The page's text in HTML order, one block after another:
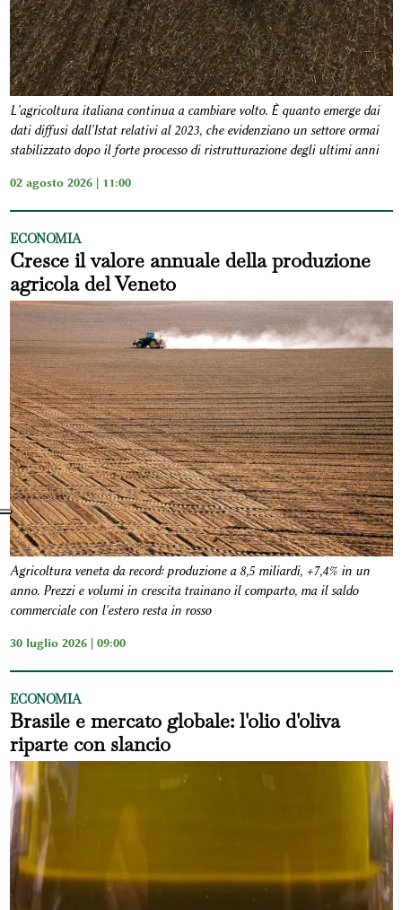
L'agricoltura italiana continua a cambiare volto. È quanto emerge dai
dati diffusi dall'Istat relativi al 2023, che evidenziano un settore ormai
stabilizzato dopo il forte processo di ristrutturazione degli ultimi anni
02 agosto 2026 | 11:00
ECONOMIA
Cresce il valore annuale della produzione
agricola del Veneto
Agricoltura veneta da record: produzione a 8,5 miliardi, +7,4% in un
anno. Prezzi e volumi in crescita trainano il comparto, ma il saldo
commerciale con l'estero resta in rosso
30 luglio 2026 | 09:00
ECONOMIA
Brasile e mercato globale: l'olio d'oliva
riparte con slancio